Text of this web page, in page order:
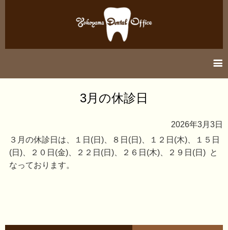
診療案内
アクセス
3月の休診日
2026年3月3日
３月の休診日は、１日(日)、８日(日)、１２日(木)、１５日
(日)、２０日(金)、２２日(日)、２６日(木)、２９日(日) と
なっております。